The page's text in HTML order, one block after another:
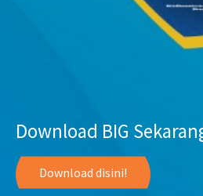
Kini Beli Kacamata Bisa
Dapat Proteksi!
Dapatan disini!
Download BIG
Download disini!